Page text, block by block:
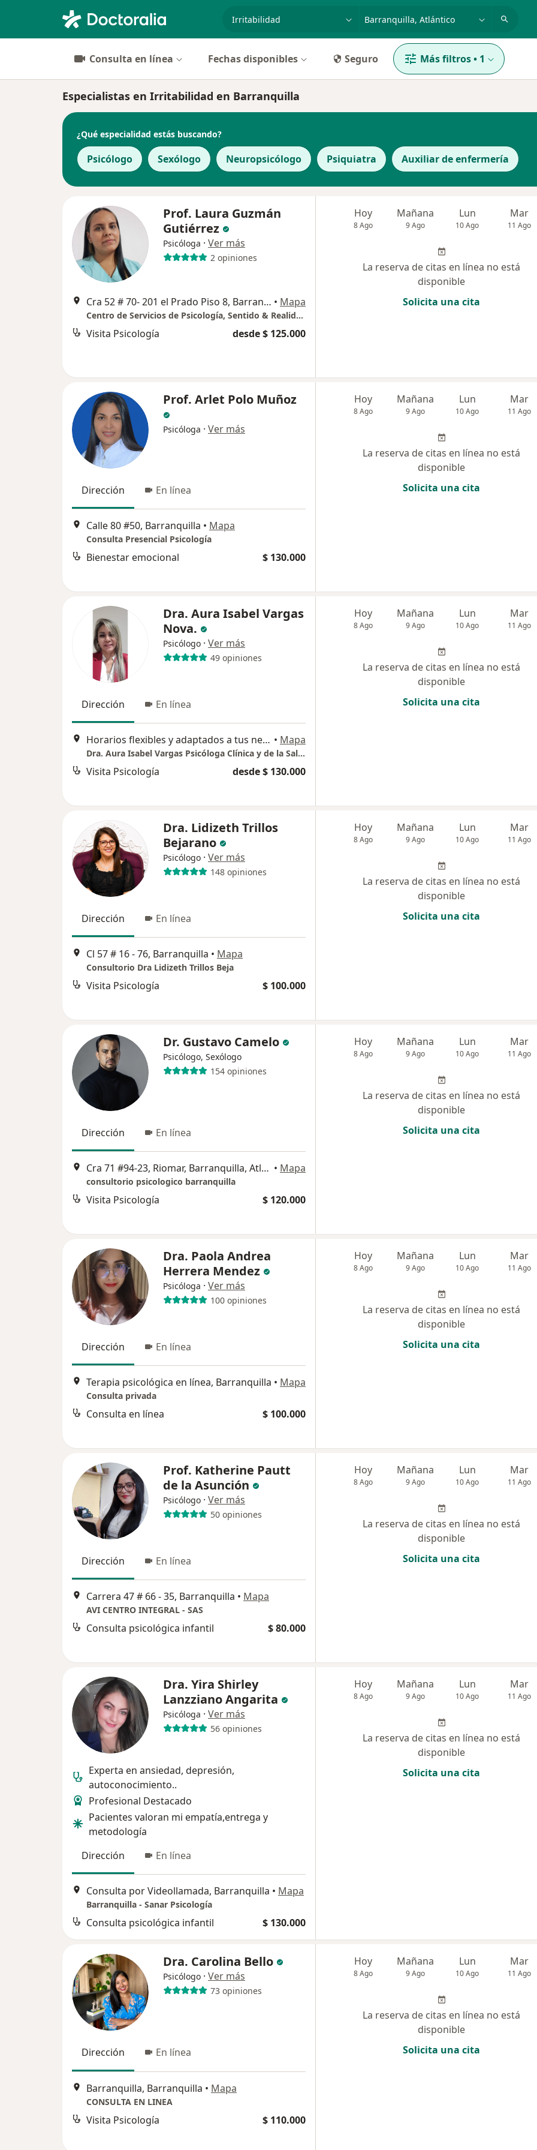
Consulta en línea Fechas disponibles Seguro Más filtros• 1
Especialistas en Irritabilidad en Barranquilla
¿Qué especialidad estás buscando?
Psicólogo Sexólogo Neuropsicólogo Psiquiatra Auxiliar de enfermería
Prof. Laura Guzmán
Gutiérrez
Psicóloga · Ver más
2 opiniones
Cra 52 # 70- 201 el Prado Piso 8, Barranquilla • Mapa
Centro de Servicios de Psicología, Sentido & Realidad
Visita Psicología desde $ 125.000
Hoy
8 Ago
Mañana
9 Ago
Lun
10 Ago
Mar
11 Ago
La reserva de citas en línea no está
disponible
Solicita una cita
Prof. Arlet Polo Muñoz
Psicóloga · Ver más
Dirección En línea
Calle 80 #50, Barranquilla • Mapa
Consulta Presencial Psicología
Bienestar emocional $ 130.000
Hoy
8 Ago
Mañana
9 Ago
Lun
10 Ago
Mar
11 Ago
La reserva de citas en línea no está
disponible
Solicita una cita
Dra. Aura Isabel Vargas
Nova.
Psicólogo · Ver más
49 opiniones
Dirección En línea
Horarios flexibles y adaptados a tus necesidades., Barranquilla • Mapa
Dra. Aura Isabel Vargas Psicóloga Clínica y de la Salud - Consulta en línea Barraquilla
Visita Psicología desde $ 130.000
Hoy
8 Ago
Mañana
9 Ago
Lun
10 Ago
Mar
11 Ago
La reserva de citas en línea no está
disponible
Solicita una cita
Dra. Lidizeth Trillos
Bejarano
Psicólogo · Ver más
148 opiniones
Dirección En línea
Cl 57 # 16 - 76, Barranquilla • Mapa
Consultorio Dra Lidizeth Trillos Beja
Visita Psicología $ 100.000
Hoy
8 Ago
Mañana
9 Ago
Lun
10 Ago
Mar
11 Ago
La reserva de citas en línea no está
disponible
Solicita una cita
Dr. Gustavo Camelo
Psicólogo, Sexólogo
154 opiniones
Dirección En línea
Cra 71 #94-23, Riomar, Barranquilla, Atlántico edificio altos del parque, torre 4 apto 616, Barranquilla • Mapa
consultorio psicologico barranquilla
Visita Psicología $ 120.000
Hoy
8 Ago
Mañana
9 Ago
Lun
10 Ago
Mar
11 Ago
La reserva de citas en línea no está
disponible
Solicita una cita
Dra. Paola Andrea
Herrera Mendez
Psicóloga · Ver más
100 opiniones
Dirección En línea
Terapia psicológica en línea, Barranquilla • Mapa
Consulta privada
Consulta en línea $ 100.000
Hoy
8 Ago
Mañana
9 Ago
Lun
10 Ago
Mar
11 Ago
La reserva de citas en línea no está
disponible
Solicita una cita
Prof. Katherine Pautt
de la Asunción
Psicólogo · Ver más
50 opiniones
Dirección En línea
Carrera 47 # 66 - 35, Barranquilla • Mapa
AVI CENTRO INTEGRAL - SAS
Consulta psicológica infantil $ 80.000
Hoy
8 Ago
Mañana
9 Ago
Lun
10 Ago
Mar
11 Ago
La reserva de citas en línea no está
disponible
Solicita una cita
Dra. Yira Shirley
Lanzziano Angarita
Psicóloga · Ver más
56 opiniones
Experta en ansiedad, depresión,
autoconocimiento..
Profesional Destacado
Pacientes valoran mi empatía,entrega y
metodología
Dirección
En línea
Consulta por Videollamada, Barranquilla • Mapa
Barranquilla - Sanar Psicología
Consulta psicológica infantil $ 130.000
Hoy
8 Ago
Mañana
9 Ago
Lun
10 Ago
Mar
11 Ago
La reserva de citas en línea no está
disponible
Solicita una cita
Dra. Carolina Bello
Psicólogo · Ver más
73 opiniones
Dirección En línea
Barranquilla, Barranquilla • Mapa
CONSULTA EN LINEA
Visita Psicología $ 110.000
Hoy
8 Ago
Mañana
9 Ago
Lun
10 Ago
Mar
11 Ago
La reserva de citas en línea no está
disponible
Solicita una cita